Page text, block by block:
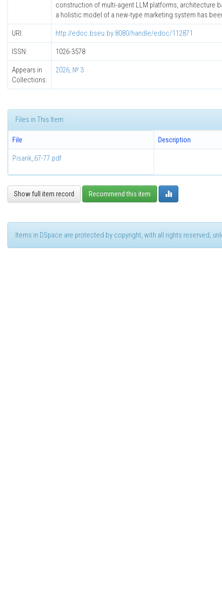
construction of multi-agent LLM platforms, architecture
a holistic model of a new-type marketing system has
URI: http://edoc.bseu.by:8080/handle/edoc/112871
ISSN: 1026-3578
Appears in
Collections:
2026, № 3
Files in This Item:
File Description
Pisarik_67-77.pdf
Show full item record Recommend this item
Items in DSpace are protected by copyright, with all rights reserved,